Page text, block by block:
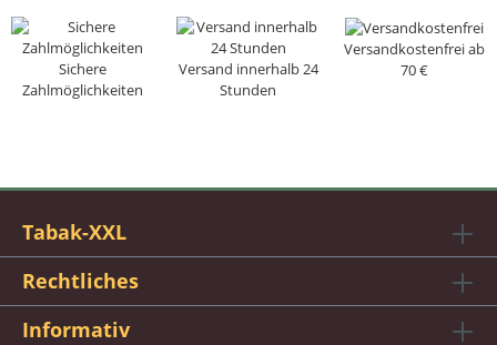
Sichere
Zahlmöglichkeiten
Versand innerhalb 24
Stunden
Versandkostenfrei ab
70 €
Tabak-XXL
Rechtliches
Informativ